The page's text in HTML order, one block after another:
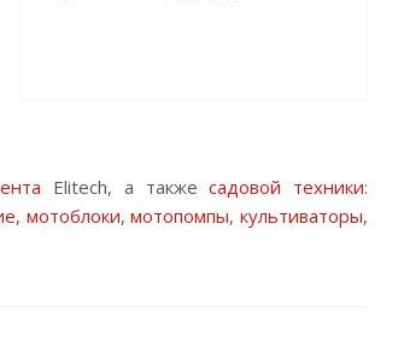
Elitech, а такжесадовой техники:
, мотоблоки,мотопомпы,культиваторы,